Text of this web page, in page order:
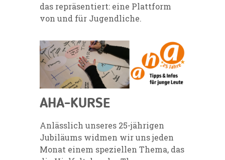
das repräsentiert: eine Plattform
von und für Jugendliche.
AHA-KURSE
Anlässlich unseres 25-jährigen
Jubiläums widmen wir uns jeden
Monat einem speziellen Thema, das